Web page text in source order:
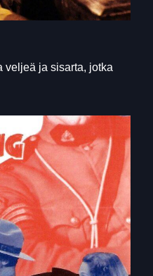
veljeä ja sisarta, jotka